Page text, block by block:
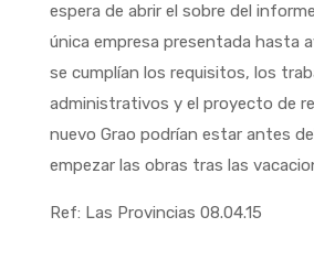
espera de abrir el sobre del
única empresa presentada hasta
se cumplían los requisitos, los
administrativos y el proyecto de
nuevo Grao podrían estar antes
empezar las obras tras las
Ref: Las Provincias 08.04.15